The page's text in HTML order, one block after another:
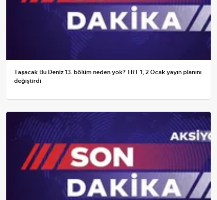
Taşacak Bu Deniz 13. bölüm neden yok? TRT 1, 2 Ocak yayın planını
değiştirdi